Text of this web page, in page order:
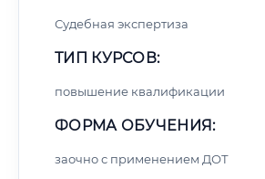
Судебная экспертиза
ТИП КУРСОВ:
повышение квалификации
ФОРМА ОБУЧЕНИЯ:
заочно с применением ДОТ